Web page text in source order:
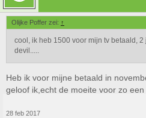
Olijke Poffer zei: ↑
cool, ik heb 1500 voor mijn tv betaald,
devil.....
Heb ik voor mijne betaald in
geloof ik,echt de moeite voor zo een
28 feb 2017